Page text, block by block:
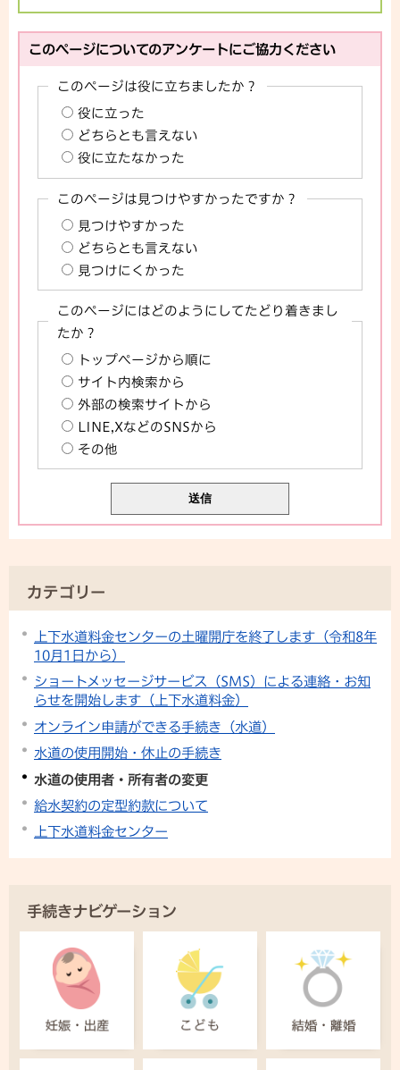
このページについてのアンケートにご協力ください
このページは役に立ちましたか？
役に立った
どちらとも言えない
役に立たなかった
このページは見つけやすかったですか？
見つけやすかった
どちらとも言えない
見つけにくかった
このページにはどのようにしてたどり着きまし
たか？
トップページから順に
サイト内検索から
外部の検索サイトから
LINE,XなどのSNSから
その他
カテゴリー
上下水道料金センターの土曜開庁を終了します（令和8年
10月1日から）
ショートメッセージサービス（SMS）による連絡・お知
らせを開始します（上下水道料金）
オンライン申請ができる手続き（水道）
水道の使用開始・休止の手続き
水道の使用者・所有者の変更
給水契約の定型約款について
上下水道料金センター
手続きナビゲーション